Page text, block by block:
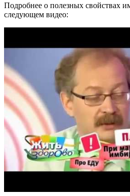
Подробнее о полезных свойствах
следующем видео: